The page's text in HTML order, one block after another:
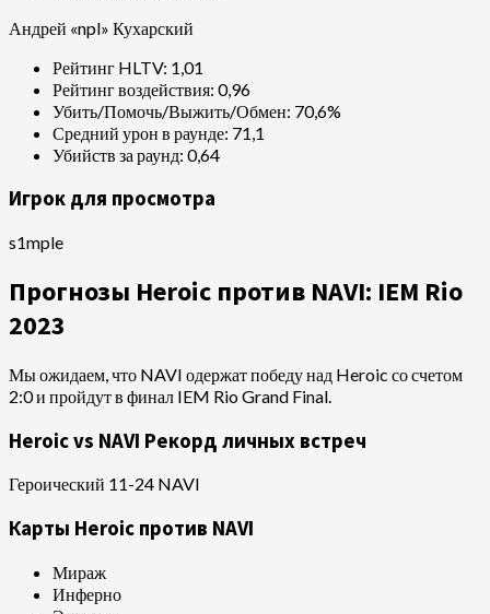
Андрей «npl» Кухарский
Рейтинг HLTV: 1,01
Рейтинг воздействия: 0,96
Убить/Помочь/Выжить/Обмен: 70,6%
Средний урон в раунде: 71,1
Убийств за раунд: 0,64
Игрок для просмотра
s1mple
Прогнозы Heroic против NAVI: IEM Rio
2023
Мы ожидаем, что NAVI одержат победу над Heroic со счетом
2:0 и пройдут в финал IEM Rio Grand Final.
Heroic vs NAVI Рекорд личных встреч
Героический 11-24 NAVI
Карты Heroic против NAVI
Мираж
Инферно